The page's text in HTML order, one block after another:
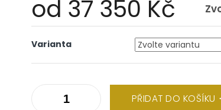
od 37 350 Kč
cena:
Varianta
PŘIDAT DO KOŠÍKU